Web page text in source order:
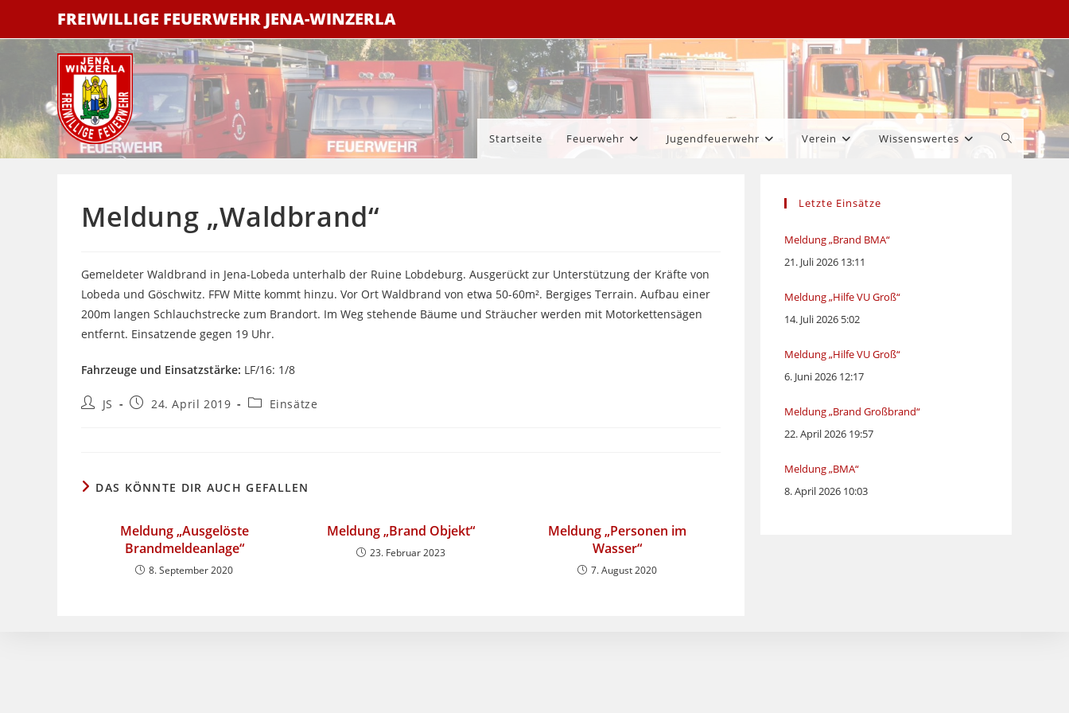
FREIWILLIGE FEUERWEHR JENA-WINZERLA
Startseite Feuerwehr Jugendfeuerwehr Verein Wissenswertes Website-
Meldung „Waldbrand“
Gemeldeter Waldbrand in Jena-Lobeda unterhalb der Ruine Lobdeburg. Ausgerückt zur Unterstützung der Kräfte von
Lobeda und Göschwitz. FFW Mitte kommt hinzu. Vor Ort Waldbrand von etwa 50-60m². Bergiges Terrain. Aufbau einer
200m langen Schlauchstrecke zum Brandort. Im Weg stehende Bäume und Sträucher werden mit Motorkettensägen
entfernt. Einsatzende gegen 19 Uhr.
Fahrzeuge und Einsatzstärke: LF/16: 1/8
Beitrags-
JS
Beitrag24. April 2019
Beitrags-
Einsätze
DAS KÖNNTE DIR AUCH GEFALLEN
Meldung „Ausgelöste
Brandmeldeanlage“
8. September 2020
Meldung „Brand Objekt“
23. Februar 2023
Meldung „Personen im
Wasser“
7. August 2020
Letzte Einsätze
Meldung „Brand BMA“
21. Juli 2026 13:11
Meldung „Hilfe VU Groß“
14. Juli 2026 5:02
Meldung „Hilfe VU Groß“
6. Juni 2026 12:17
Meldung „Brand Großbrand“
22. April 2026 19:57
Meldung „BMA“
8. April 2026 10:03